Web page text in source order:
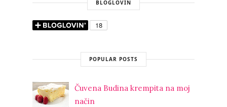
BLOGLOVIN
POPULAR POSTS
Čuvena Budina krempita na moj
način